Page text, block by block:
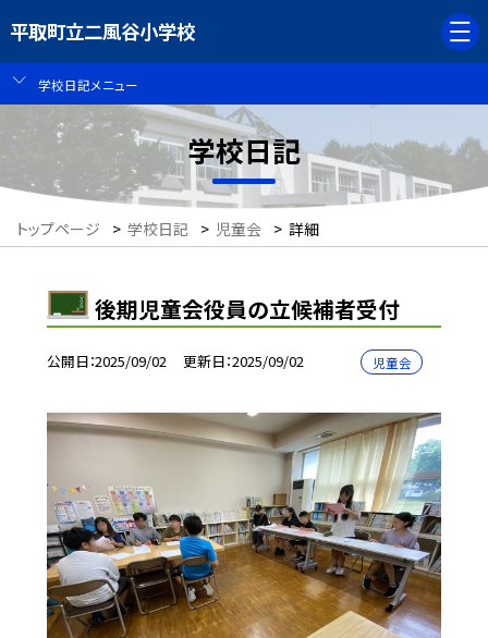
平取町立二風谷小学校
学校日記メニュー
学校日記
トップページ > 学校日記 > 児童会 > 詳細
後期児童会役員の立候補者受付
公開日 2025/09/02 更新日 2025/09/02 児童会